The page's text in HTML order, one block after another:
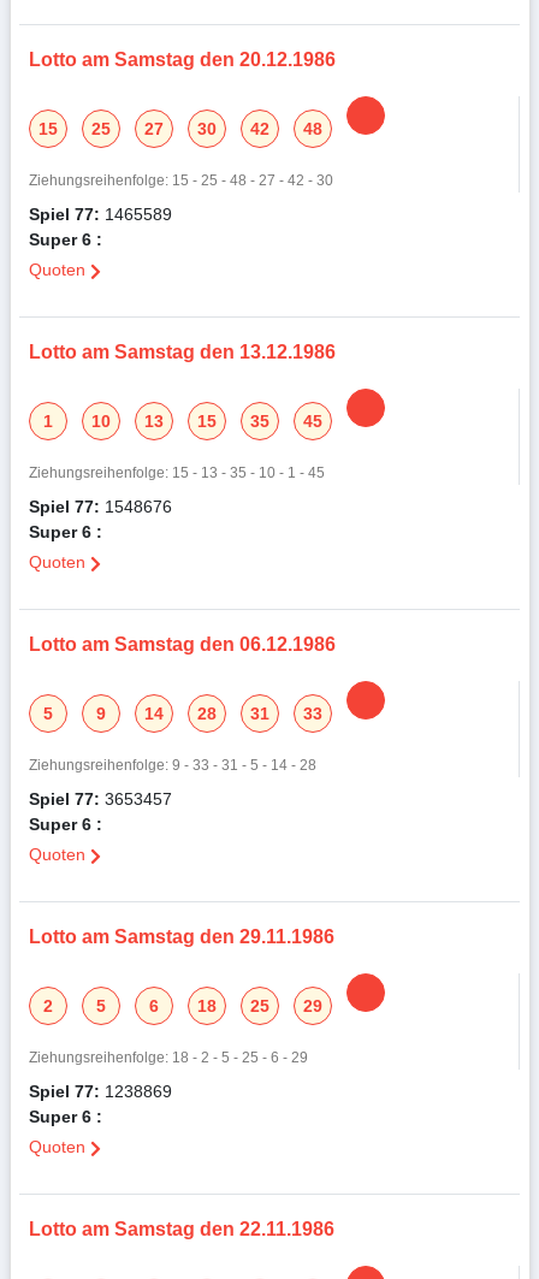
Lotto am Samstag den 20.12.1986
15 25 27 30 42 48
Ziehungsreihenfolge: 15 - 25 - 48 - 27 - 42 - 30
Spiel 77: 1465589
Super 6 :
Quoten
Lotto am Samstag den 13.12.1986
1 10 13 15 35 45
Ziehungsreihenfolge: 15 - 13 - 35 - 10 - 1 - 45
Spiel 77: 1548676
Super 6 :
Quoten
Lotto am Samstag den 06.12.1986
5 9 14 28 31 33
Ziehungsreihenfolge: 9 - 33 - 31 - 5 - 14 - 28
Spiel 77: 3653457
Super 6 :
Quoten
Lotto am Samstag den 29.11.1986
2 5 6 18 25 29
Ziehungsreihenfolge: 18 - 2 - 5 - 25 - 6 - 29
Spiel 77: 1238869
Super 6 :
Quoten
Lotto am Samstag den 22.11.1986